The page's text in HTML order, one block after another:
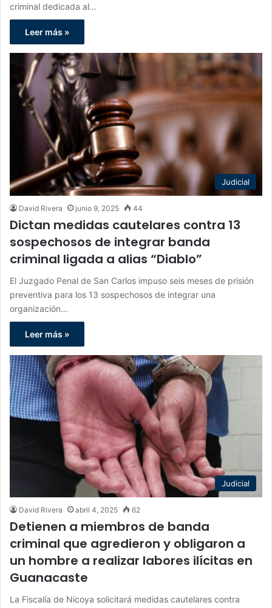
criminal dedicada al…
Leer más »
Judicial
David Rivera junio 9, 2025 44
Dictan medidas cautelares contra 13
sospechosos de integrar banda
criminal ligada a alias “Diablo”
El Juzgado Penal de San Carlos impuso seis meses de prisión
preventiva para los 13 sospechosos de integrar una
organización…
Leer más »
Judicial
David Rivera abril 4, 2025 62
Detienen a miembros de banda
criminal que agredieron y obligaron a
un hombre a realizar labores ilícitas en
Guanacaste
La Fiscalía de Nicoya solicitará medidas cautelares contra